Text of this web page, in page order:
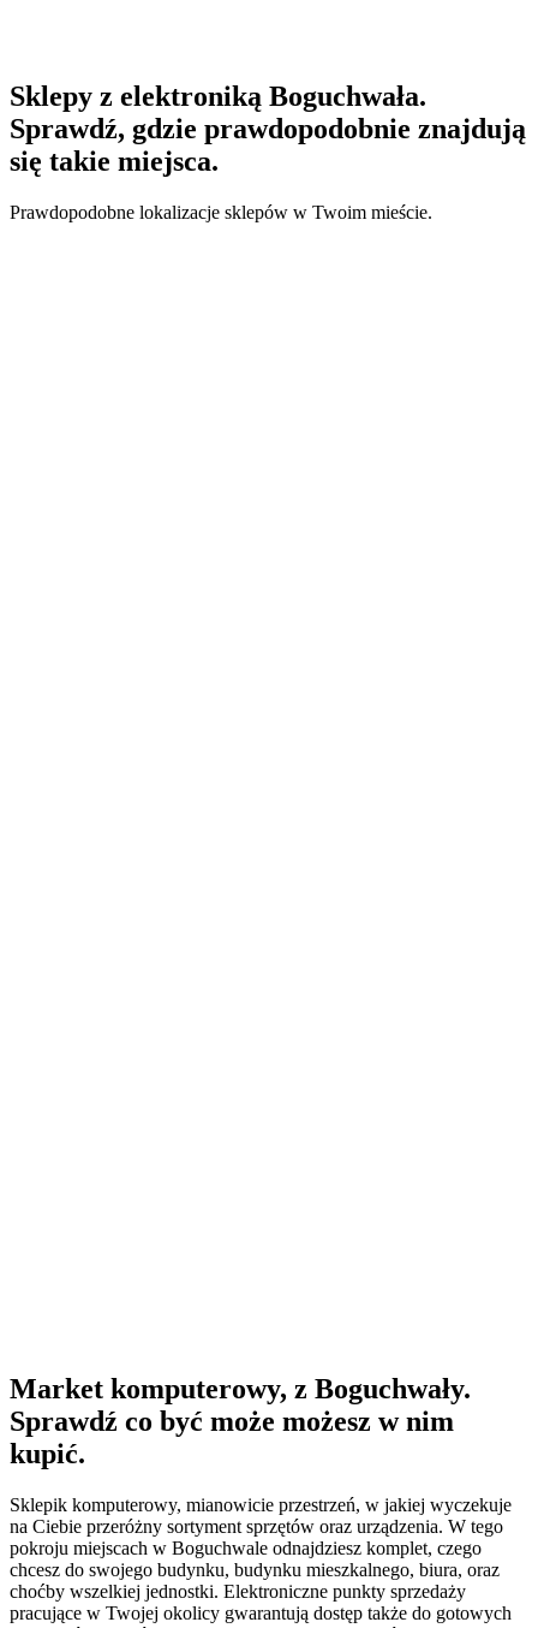
Sklepy z elektroniką Boguchwała.
Sprawdź, gdzie prawdopodobnie znajdują
się takie miejsca.
Prawdopodobne lokalizacje sklepów w Twoim mieście.
Market komputerowy, z Boguchwały.
Sprawdź co być może możesz w nim
kupić.
Sklepik komputerowy, mianowicie przestrzeń, w jakiej wyczekuje
na Ciebie przeróżny sortyment sprzętów oraz urządzenia. W tego
pokroju miejscach w Boguchwale odnajdziesz komplet, czego
chcesz do swojego budynku, budynku mieszkalnego, biura, oraz
choćby wszelkiej jednostki. Elektroniczne punkty sprzedaży
pracujące w Twojej okolicy gwarantują dostęp także do gotowych